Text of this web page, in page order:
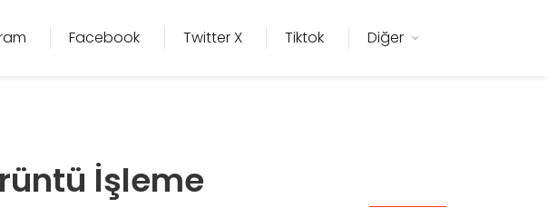
Facebook Twitter X Tiktok Diğer
İşleme